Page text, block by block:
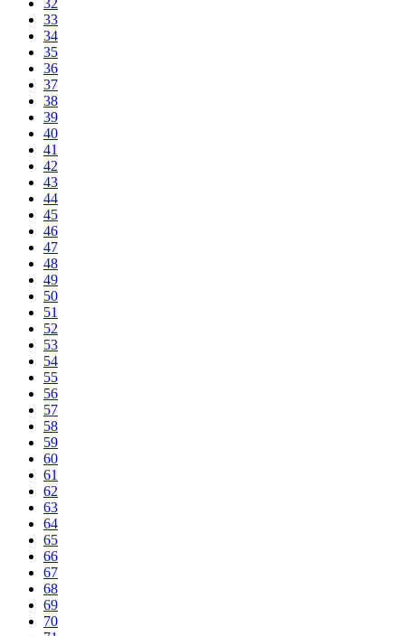
32
33
34
35
36
37
38
39
40
41
42
43
44
45
46
47
48
49
50
51
52
53
54
55
56
57
58
59
60
61
62
63
64
65
66
67
68
69
70